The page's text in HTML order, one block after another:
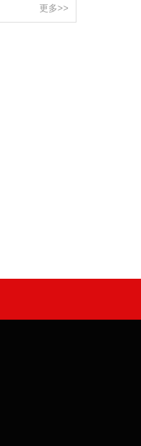
更多>>